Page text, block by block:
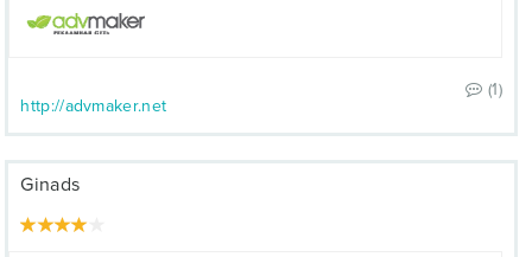
(1)
http://advmaker.net
Ginads